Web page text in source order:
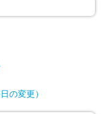
の変更）